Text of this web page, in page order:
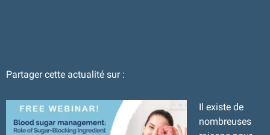
Partager cette actualité sur :
Il existe de
nombreuses